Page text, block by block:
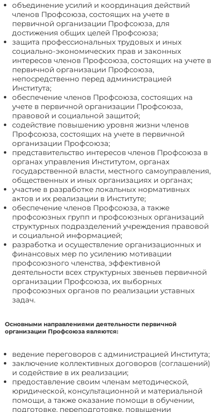
объединение усилий и координация действий
членов Профсоюза, состоящих на учете в
первичной организации Профсоюза, для
достижения общих целей Профсоюза;
защита профессиональных трудовых и иных
социально-экономических прав и законных
интересов членов Профсоюза, состоящих на учете в
первичной организации Профсоюза,
непосредственно перед администрацией
Института;
обеспечение членов Профсоюза, состоящих на
учете в первичной организации Профсоюза,
правовой и социальной защитой;
cодействие повышению уровня жизни членов
Профсоюза, состоящих на учете в первичной
организации Профсоюза;
представительство интересов членов Профсоюза в
органах управления Институтом, органах
государственной власти, местного самоуправления,
общественных и иных организациях и органах;
участие в разработке локальных нормативных
актов и их реализации в Институте;
обеспечение членов Профсоюза, а также
профсоюзных групп и профсоюзных организаций
структурных подразделений учреждения правовой
и социальной информацией;
разработка и осуществление организационных и
финансовых мер по усилению мотивации
профсоюзного членства, эффективной
деятельности всех структурных звеньев первичной
организации Профсоюза, их выборных
профсоюзных органов по реализации уставных
задач.
Основными направлениями деятельности первичной
организации Профсоюза являются:
ведение переговоров с администрацией Института;
заключение коллективных договоров (соглашений)
и содействие в их реализации;
предоставление своим членам методической,
юридической, консультационной и материальной
помощи, а также оказание помощи в обучении,
подготовке, переподготовке, повышении